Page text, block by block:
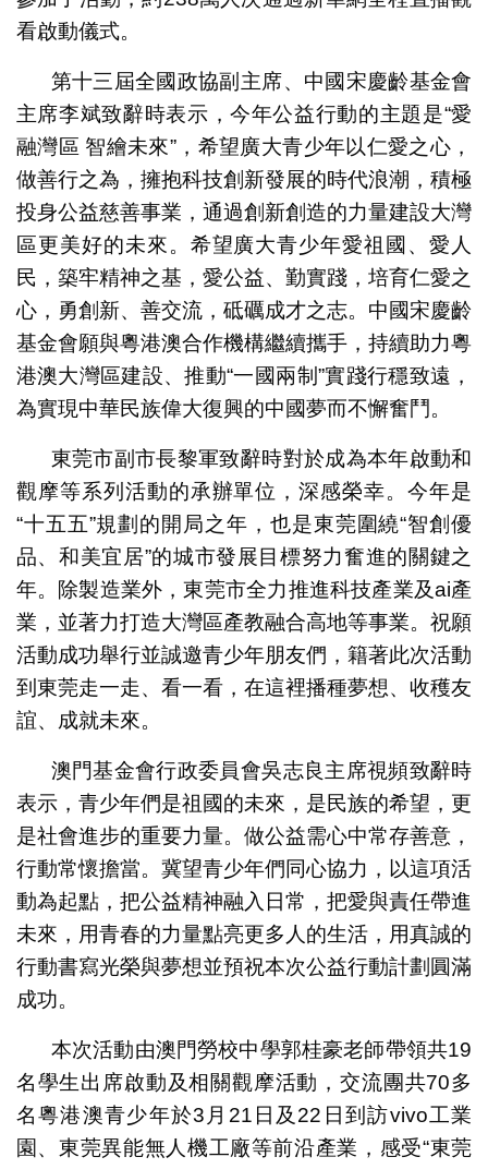
看啟動儀式。
第十三屆全國政協副主席、中國宋慶齡基金會
主席李斌致辭時表示，今年公益行動的主題是“愛
融灣區 智繪未來”，希望廣大青少年以仁愛之心，
做善行之為，擁抱科技創新發展的時代浪潮，積極
投身公益慈善事業，通過創新創造的力量建設大灣
區更美好的未來。希望廣大青少年愛祖國、愛人
民，築牢精神之基，愛公益、勤實踐，培育仁愛之
心，勇創新、善交流，砥礪成才之志。中國宋慶齡
基金會願與粵港澳合作機構繼續攜手，持續助力粵
港澳大灣區建設、推動“一國兩制”實踐行穩致遠，
為實現中華民族偉大復興的中國夢而不懈奮鬥。
東莞市副市長黎軍致辭時對於成為本年啟動和
觀摩等系列活動的承辦單位，深感榮幸。今年是
“十五五”規劃的開局之年，也是東莞圍繞“智創優
品、和美宜居”的城市發展目標努力奮進的關鍵之
年。除製造業外，東莞市全力推進科技產業及ai產
業，並著力打造大灣區產教融合高地等事業。祝願
活動成功舉行並誠邀青少年朋友們，籍著此次活動
到東莞走一走、看一看，在這裡播種夢想、收穫友
誼、成就未來。
澳門基金會行政委員會吳志良主席視頻致辭時
表示，青少年們是祖國的未來，是民族的希望，更
是社會進步的重要力量。做公益需心中常存善意，
行動常懷擔當。冀望青少年們同心協力，以這項活
動為起點，把公益精神融入日常，把愛與責任帶進
未來，用青春的力量點亮更多人的生活，用真誠的
行動書寫光榮與夢想並預祝本次公益行動計劃圓滿
成功。
本次活動由澳門勞校中學郭桂豪老師帶領共19
名學生出席啟動及相關觀摩活動，交流團共70多
名粵港澳青少年於3月21日及22日到訪vivo工業
園、東莞異能無人機工廠等前沿產業，感受“東莞